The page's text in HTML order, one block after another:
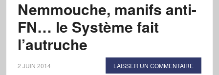
Nemmouche, manifs anti-
FN… le Système fait
l’autruche
2 JUIN 2014 LAISSER UN COMMENTAIRE